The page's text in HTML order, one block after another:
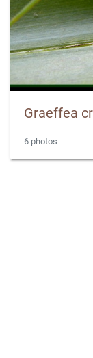
Graeffea
6 photos